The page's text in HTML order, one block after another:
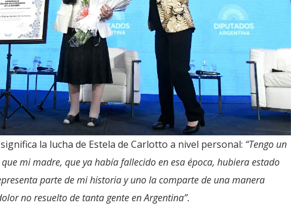
la lucha de Estela de Carlotto a nivel personal: “Tengo un
mi madre, que ya había fallecido en esa época, hubiera estado
parte de mi historia y uno la comparte de una manera
no resuelto de tanta gente en Argentina”.